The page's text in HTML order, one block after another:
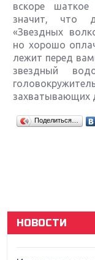
вскоре
значит, что
«Звездных
но хорошо
лежит перед
звездный
захватывающих
Поделиться…
НОВОСТИ
Крупнейшие
Sony
Far Cry 5: